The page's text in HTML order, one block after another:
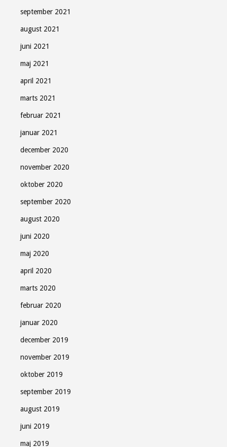
september 2021
august 2021
juni 2021
maj 2021
april 2021
marts 2021
februar 2021
januar 2021
december 2020
november 2020
oktober 2020
september 2020
august 2020
juni 2020
maj 2020
april 2020
marts 2020
februar 2020
januar 2020
december 2019
november 2019
oktober 2019
september 2019
august 2019
juni 2019
maj 2019